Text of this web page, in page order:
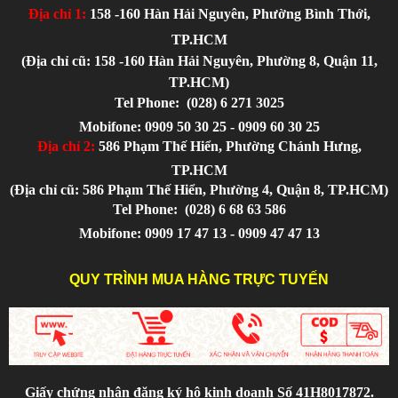
Địa chỉ 1: 158 -160 Hàn Hải Nguyên, Phường Bình Thới,
TP.HCM
(Địa chỉ cũ: 158 -160 Hàn Hải Nguyên, Phường 8, Quận 11,
TP.HCM)
Tel Phone: (028) 6 271 3025
Mobifone: 0909 50 30 25 - 0909 60 30 25
Địa chỉ 2: 586 Phạm Thế Hiển, Phường Chánh Hưng,
TP.HCM
(Địa chỉ cũ: 586 Phạm Thế Hiển, Phường 4, Quận 8, TP.HCM)
Tel Phone: (028) 6 68 63 586
Mobifone: 0909 17 47 13 - 0909 47 47 13
QUY TRÌNH MUA HÀNG TRỰC TUYẾN
Giấy chứng nhận đăng ký hộ kinh doanh Số 41H8017872.